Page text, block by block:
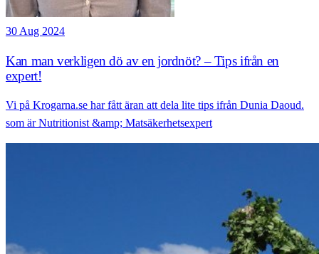
30 Aug 2024
Kan man verkligen dö av en jordnöt? – Tips ifrån en
expert!
Vi på Krogarna.se har fått äran att dela lite tips ifrån Dunia Daoud.
som är Nutritionist &amp; Matsäkerhetsexpert